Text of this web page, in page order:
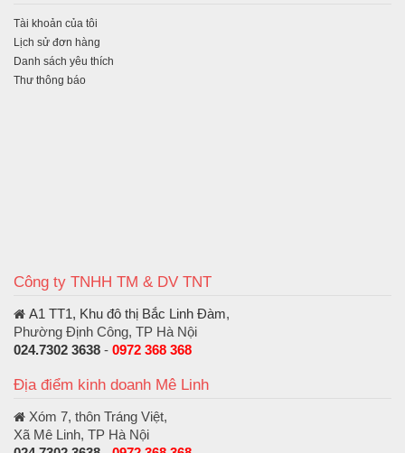
Tài khoản của tôi
Lịch sử đơn hàng
Danh sách yêu thích
Thư thông báo
Công ty TNHH TM & DV TNT
A1 TT1, Khu đô thị Bắc Linh Đàm,
Phường Định Công, TP Hà Nội
024.7302 3638 - 0972 368 368
Địa điểm kinh doanh Mê Linh
Xóm 7, thôn Tráng Việt,
Xã Mê Linh, TP Hà Nội